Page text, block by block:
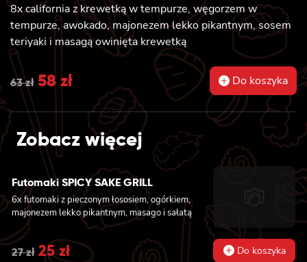
8x california z krewetką w tempurze, węgorzem w
tempurze, awokado, majonezem lekko pikantnym, sosem
teriyaki i masagą owinięta krewetką
63zł Original
was:
63 zł.
58 złCurrent
price
is:
58 zł.
Do koszyka
Zobacz więcej
Futomaki SPICY SAKE GRILL
6x futomaki z pieczonym łososiem, ogórkiem,
majonezem lekko pikantnym, masago i sałatą
27zł Original
25 zł Current
Do koszyka